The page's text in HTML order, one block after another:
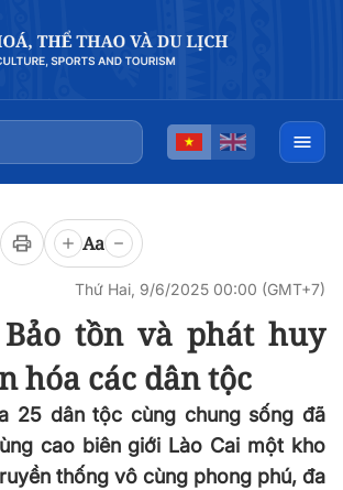
Aa
Thứ Hai, 9/6/2025 00:00 (GMT+7)
tồn và phát huy
hóa các dân tộc
25 dân tộc cùng chung sống đã
cao biên giới Lào Cai một kho
thống vô cùng phong phú, đa